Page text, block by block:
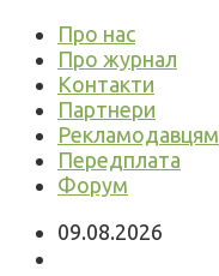
Про нас
Про журнал
Контакти
Партнери
Рекламодавцям
Передплата
Форум
09.08.2026